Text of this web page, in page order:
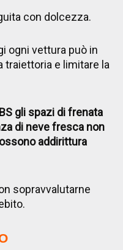
con dolcezza.
ogni vettura può in
traiettoria e limitare la
gli spazi di frenata
di neve fresca non
addirittura
sopravvalutarne